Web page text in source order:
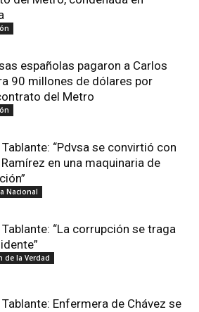
españolas pagaron a Carlos
90 millones de dólares por
del Metro
“Pdvsa se convirtió con
en una maquinaria de
Nacional
“La corrupción se traga
de la Verdad
Enfermera de Chávez se